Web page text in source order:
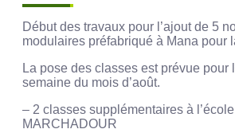
Début des travaux pour l’ajout de 5
modulaires préfabriqué à Mana pour
La pose des classes est prévue pour
semaine du mois d’août.
– 2 classes supplémentaires à
MARCHADOUR